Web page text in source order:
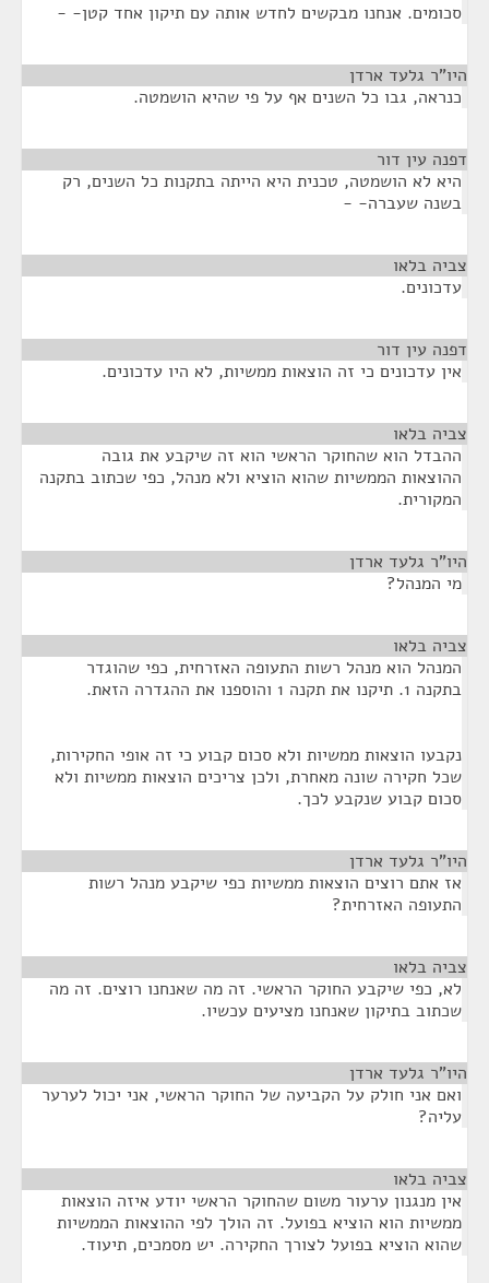
סכומים. אנחנו מבקשים לחדש אותה עם תיקון אחד קטן- -
היו"ר גלעד ארדן
כנראה, גבו כל השנים אף על פי שהיא הושמטה.
דפנה עין דור
היא לא הושמטה, טכנית היא הייתה בתקנות כל השנים, רק
בשנה שעברה- -
צביה בלאו
עדכונים.
דפנה עין דור
אין עדכונים כי זה הוצאות ממשיות, לא היו עדכונים.
צביה בלאו
ההבדל הוא שהחוקר הראשי הוא זה שיקבע את גובה
ההוצאות הממשיות שהוא הוציא ולא מנהל, כפי שכתוב בתקנה
המקורית.
היו"ר גלעד ארדן
מי המנהל?
צביה בלאו
המנהל הוא מנהל רשות התעופה האזרחית, כפי שהוגדר
בתקנה 1. תיקנו את תקנה 1 והוספנו את ההגדרה הזאת.
נקבעו הוצאות ממשיות ולא סכום קבוע כי זה אופי החקירות,
שכל חקירה שונה מאחרת, ולכן צריכים הוצאות ממשיות ולא
סכום קבוע שנקבע לכך.
היו"ר גלעד ארדן
אז אתם רוצים הוצאות ממשיות כפי שיקבע מנהל רשות
התעופה האזרחית?
צביה בלאו
לא, כפי שיקבע החוקר הראשי. זה מה שאנחנו רוצים. זה מה
שכתוב בתיקון שאנחנו מציעים עכשיו.
היו"ר גלעד ארדן
ואם אני חולק על הקביעה של החוקר הראשי, אני יכול לערער
עליה?
צביה בלאו
אין מנגנון ערעור משום שהחוקר הראשי יודע איזה הוצאות
ממשיות הוא הוציא בפועל. זה הולך לפי ההוצאות הממשיות
שהוא הוציא בפועל לצורך החקירה. יש מסמכים, תיעוד.